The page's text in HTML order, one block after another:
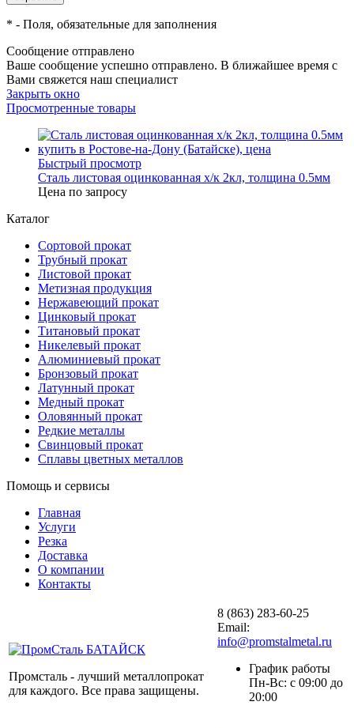
* - Поля, обязательные для заполнения
Сообщение отправлено
Ваше сообщение успешно отправлено. В ближайшее время с
Вами свяжется наш специалист
Закрыть окно
Просмотренные товары
Быстрый просмотр
Сталь листовая оцинкованная х/к 2кл, толщина 0.5мм
Цена по запросу
Каталог
Сортовой прокат
Трубный прокат
Листовой прокат
Метизная продукция
Нержавеющий прокат
Цинковый прокат
Титановый прокат
Никелевый прокат
Алюминиевый прокат
Бронзовый прокат
Латунный прокат
Медный прокат
Оловянный прокат
Редкие металлы
Свинцовый прокат
Сплавы цветных металлов
Помощь и сервисы
Главная
Услуги
Резка
Доставка
О компании
Контакты
Промсталь - лучший металлопрокат
для каждого. Все права защищены.
8 (863) 283-60-25
Email:
info@promstalmetal.ru
График работы
Пн-Вс: с 09:00 до
20:00